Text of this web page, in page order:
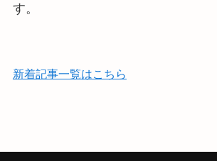
す。
新着記事一覧はこちら